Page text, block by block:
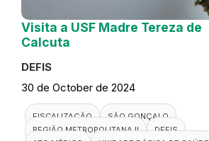
Visita a USF Madre Tereza de
Calcuta
DEFIS
30 de October de 2024
FISCALIZAÇÃO
SÃO GONÇALO
REGIÃO METROPOLITANA II
DEFIS